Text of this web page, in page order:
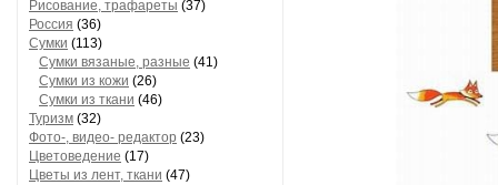
Рисование, трафареты (37)
Россия (36)
Сумки (113)
Сумки вязаные, разные (41)
Сумки из кожи (26)
Сумки из ткани (46)
Туризм (32)
Фото-, видео- редактор (23)
Цветоведение (17)
Цветы из лент, ткани (47)